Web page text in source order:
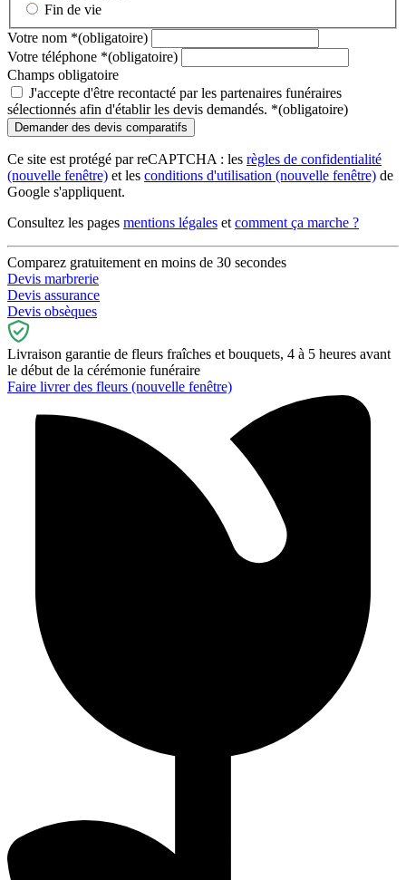
Fin de vie
Votre nom *(obligatoire)
Votre téléphone *(obligatoire)
Champs obligatoire
J'accepte d'être recontacté par les partenaires funéraires
sélectionnés afin d'établir les devis demandés. *(obligatoire)
Ce site est protégé par reCAPTCHA : les règles de confidentialité
(nouvelle fenêtre) et les conditions d'utilisation (nouvelle fenêtre) de
Google s'appliquent.
Consultez les pages mentions légales et comment ça marche ?
Comparez gratuitement en moins de 30 secondes
Devis marbrerie
Devis assurance
Devis obsèques
Livraison garantie de fleurs fraîches et bouquets, 4 à 5 heures avant
le début de la cérémonie funéraire
Faire livrer des fleurs (nouvelle fenêtre)